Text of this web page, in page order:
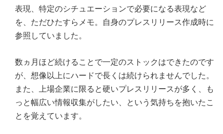
表現、特定のシチュエーションで必要になる表現など
を、ただひたすらメモ。自身のプレスリリース作成時に
参照していました。
数ヵ月ほど続けることで一定のストックはできたのです
が、想像以上にハードで長くは続けられませんでした。
また、上場企業に限ると硬いプレスリリースが多く、も
っと幅広い情報収集がしたい、という気持ちを抱いたこ
とを覚えています。